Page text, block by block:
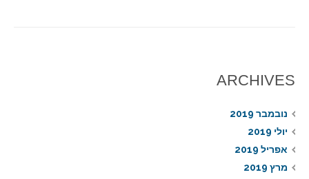
ARCHIVES
נובמבר 2019
יולי 2019
אפריל 2019
מרץ 2019